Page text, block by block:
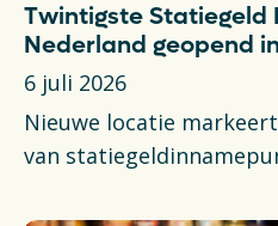
Twintigste Statiegeld
Nederland geopend
6 juli 2026
Nieuwe locatie
van